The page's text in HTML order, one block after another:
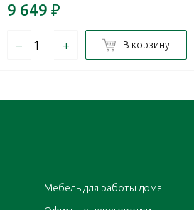
9 649 ₽
– + В корзину
Мебель для работы дома